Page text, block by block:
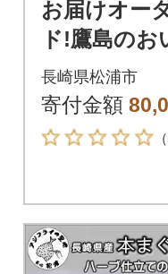
お届けオー
ド!鷹島のお
1.2kg×5
長崎県松浦市
寄付金額
（